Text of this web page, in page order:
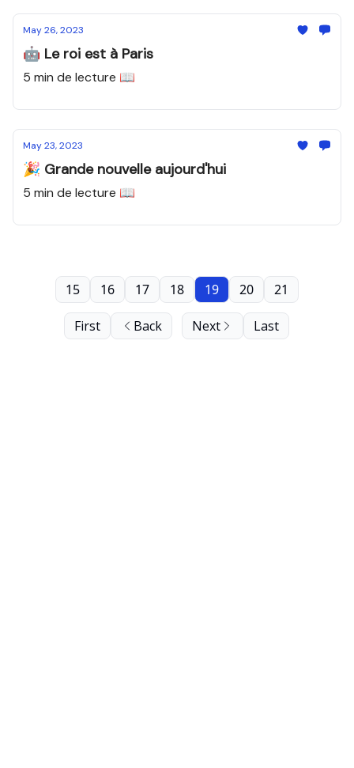
May 26, 2023
🤖 Le roi est à Paris
5 min de lecture 📖
May 23, 2023
🎉 Grande nouvelle aujourd'hui
5 min de lecture 📖
First Back
15 16 17 18 19 20 21
Next Last